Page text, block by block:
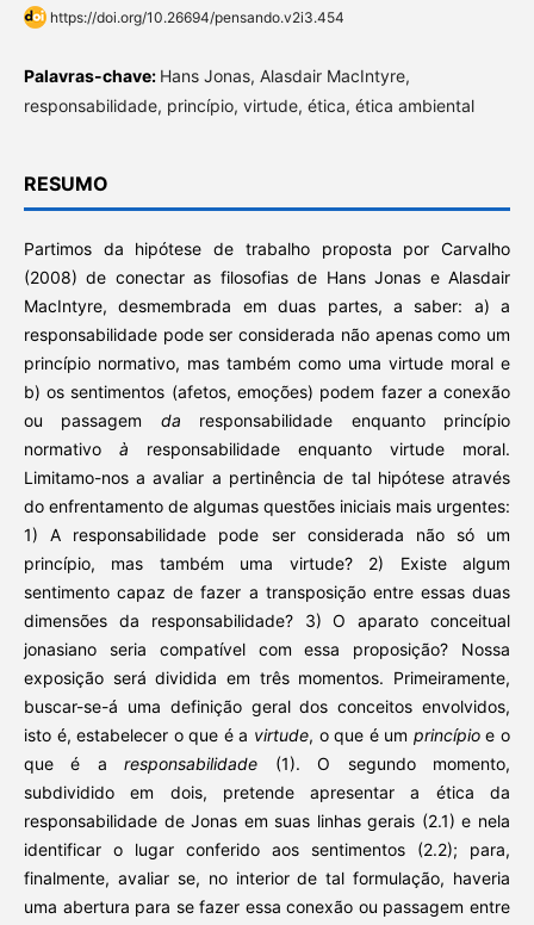
https://doi.org/10.26694/pensando.v2i3.454
Palavras-chave: Hans Jonas, Alasdair MacIntyre,
responsabilidade, princípio, virtude, ética, ética ambiental
RESUMO
Partimos da hipótese de trabalho proposta por Carvalho
(2008) de conectar as filosofias de Hans Jonas e Alasdair
MacIntyre, desmembrada em duas partes, a saber: a) a
responsabilidade pode ser considerada não apenas como um
princípio normativo, mas também como uma virtude moral e
b) os sentimentos (afetos, emoções) podem fazer a conexão
ou passagem da responsabilidade enquanto princípio
normativo à responsabilidade enquanto virtude moral.
Limitamo-nos a avaliar a pertinência de tal hipótese através
do enfrentamento de algumas questões iniciais mais urgentes:
1) A responsabilidade pode ser considerada não só um
princípio, mas também uma virtude? 2) Existe algum
sentimento capaz de fazer a transposição entre essas duas
dimensões da responsabilidade? 3) O aparato conceitual
jonasiano seria compatível com essa proposição? Nossa
exposição será dividida em três momentos. Primeiramente,
buscar-se-á uma definição geral dos conceitos envolvidos,
isto é, estabelecer o que é a virtude, o que é um princípioe o
que é aresponsabilidade (1). O segundo momento,
subdividido em dois, pretende apresentar a ética da
responsabilidade de Jonas em suas linhas gerais (2.1) e nela
identificar o lugar conferido aos sentimentos (2.2); para,
finalmente, avaliar se, no interior de tal formulação, haveria
uma abertura para se fazer essa conexão ou passagem entre